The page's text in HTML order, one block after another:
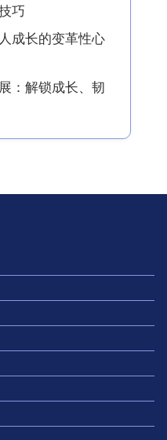
巧
成长的变革性心
：解锁成长、韧